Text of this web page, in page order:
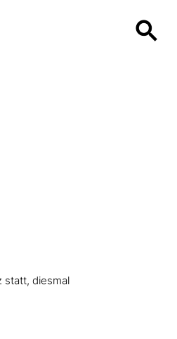
statt, diesmal